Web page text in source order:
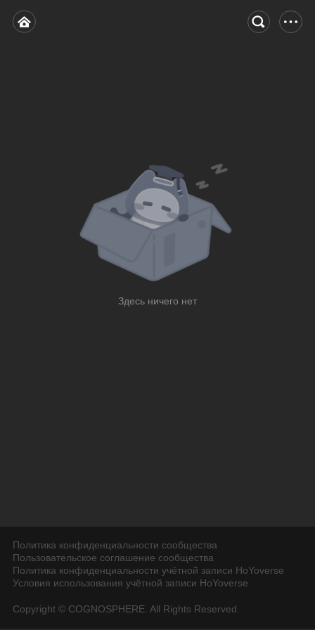
Здесь ничего нет
Политика конфиденциальности сообщества
Пользовательское соглашение сообщества
Политика конфиденциальности учётной записи HoYoverse
Условия использования учётной записи HoYoverse
Copyright © COGNOSPHERE. All Rights Reserved.